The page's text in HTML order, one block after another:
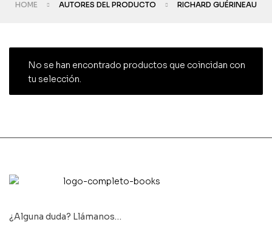
HOME AUTORES DEL PRODUCTO RICHARD GUÉRINEAU
No se han encontrado productos que coincidan con
tu selección.
¿Alguna duda? Llámanos…